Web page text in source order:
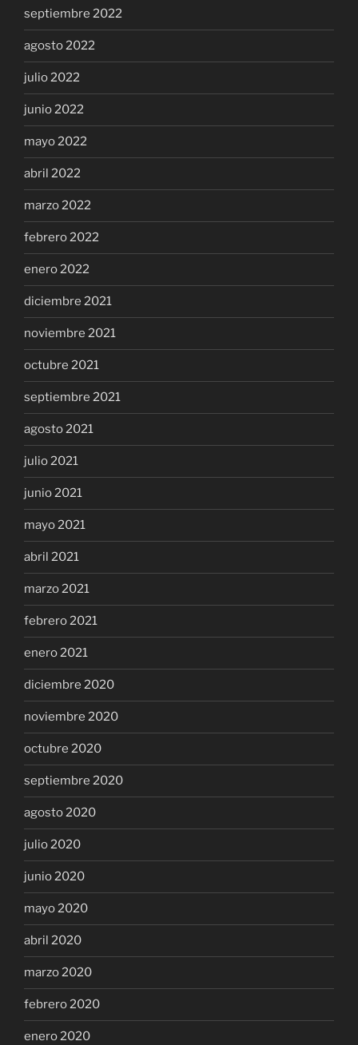
septiembre 2022
agosto 2022
julio 2022
junio 2022
mayo 2022
abril 2022
marzo 2022
febrero 2022
enero 2022
diciembre 2021
noviembre 2021
octubre 2021
septiembre 2021
agosto 2021
julio 2021
junio 2021
mayo 2021
abril 2021
marzo 2021
febrero 2021
enero 2021
diciembre 2020
noviembre 2020
octubre 2020
septiembre 2020
agosto 2020
julio 2020
junio 2020
mayo 2020
abril 2020
marzo 2020
febrero 2020
enero 2020